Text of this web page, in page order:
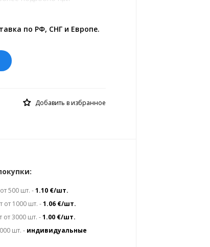
руб.= 0.137508 €
по РФ, СНГ и Европе.
Добавить в избранное
500 шт. -1.10 €/шт.
от 1000 шт. -1.06 €/шт.
от 3000 шт. -1.00 €/шт.
шт. - индивидуальные